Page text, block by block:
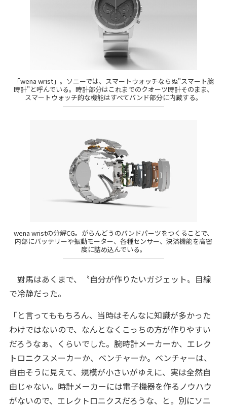
「wena wrist」。ソニーでは、スマートウォッチならぬ"スマート腕
時計"と呼んでいる。時計部分はこれまでのクオーツ時計そのまま、
スマートウォッチ的な機能はすべてバンド部分に内蔵する。
wena wristの分解CG。がらんどうのバンドパーツをつくることで、
内部にバッテリーや振動モーター、各種センサー、決済機能を高密
度に詰め込んでいる。
對馬はあくまで、〝自分が作りたいガジェット〟目線
で冷静だった。
「と言ってももちろん、当時はそんなに知識が多かった
わけではないので、なんとなくこっちの方が作りやすい
だろうなぁ、くらいでした。腕時計メーカーか、エレク
トロニクスメーカーか、ベンチャーか。ベンチャーは、
自由そうに見えて、規模が小さいがゆえに、実は全然自
由じゃない。時計メーカーには電子機器を作るノウハウ
がないので、エレクトロニクスだろうな、と。別にソニ